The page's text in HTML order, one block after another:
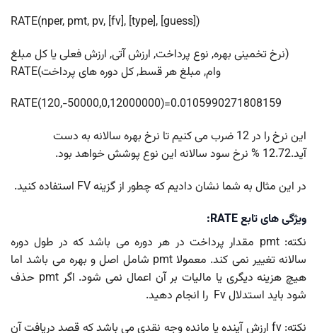
RATE(nper, pmt, pv, [fv], [type], [guess])
(نرخ تخمینی بهره, نوع پرداخت, ارزش آتی, ارزش فعلی یا کل مبلغ
وام, مبلغ هر قسط,کل دوره های پرداخت)RATE
RATE(120,-50000,0,12000000)=0.0105990271808159
این نرخ را در 12 ضرب می کنیم تا نرخ بهره سالانه به دست
آید.12.72 % نرخ سود سالانه این نوع پوشش خواهد بود.
در این مثال به شما نشان دادیم که چطور از گزینه FV استفاده کنید.
ویژگی های تابع RATE:
نکته: pmt مقدار پرداخت در هر دوره می باشد که در طول دوره
سالانه تغییر نمی کند. معمولا pmt شامل اصل و بهره می باشد اما
هیچ هزینه دیگری یا مالیات بر آن اعمال نمی شود. اگر pmt حذف
شود باید استدلال Fv را انجام دهید.
نکته: fv ارزش آینده یا مانده وجه نقدی می باشد که قصد دریافت آن